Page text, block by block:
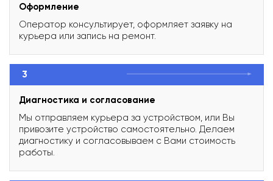
Оформление
Оператор консультирует, оформляет заявку на
курьера или запись на ремонт.
3
Диагностика и согласование
Мы отправляем курьера за устройством, или Вы
привозите устройство самостоятельно. Делаем
диагностику и согласовываем с Вами стоимость
работы.